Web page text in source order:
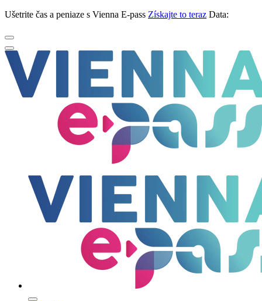
Ušetrite čas a peniaze s Vienna E-pass Získajte to teraz Data: